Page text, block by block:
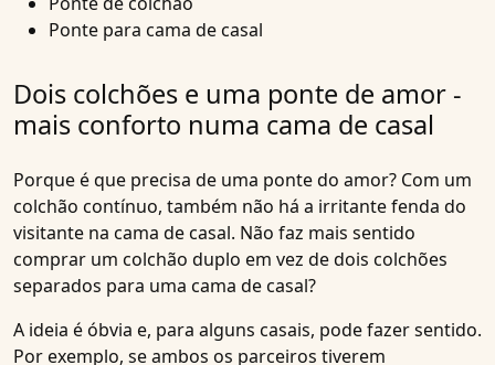
Ponte para cama de casal
Dois colchões e uma ponte de amor -
mais conforto numa cama de casal
Porque é que precisa de uma ponte do amor? Com um
colchão contínuo, também não há a irritante fenda do
visitante na cama de casal. Não faz mais sentido
comprar um colchão duplo em vez de dois colchões
separados para uma cama de casal?
A ideia é óbvia e, para alguns casais, pode fazer sentido.
Por exemplo, se ambos os parceiros tiverem